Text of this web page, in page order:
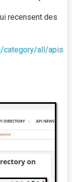
recensent des
category/all/apis